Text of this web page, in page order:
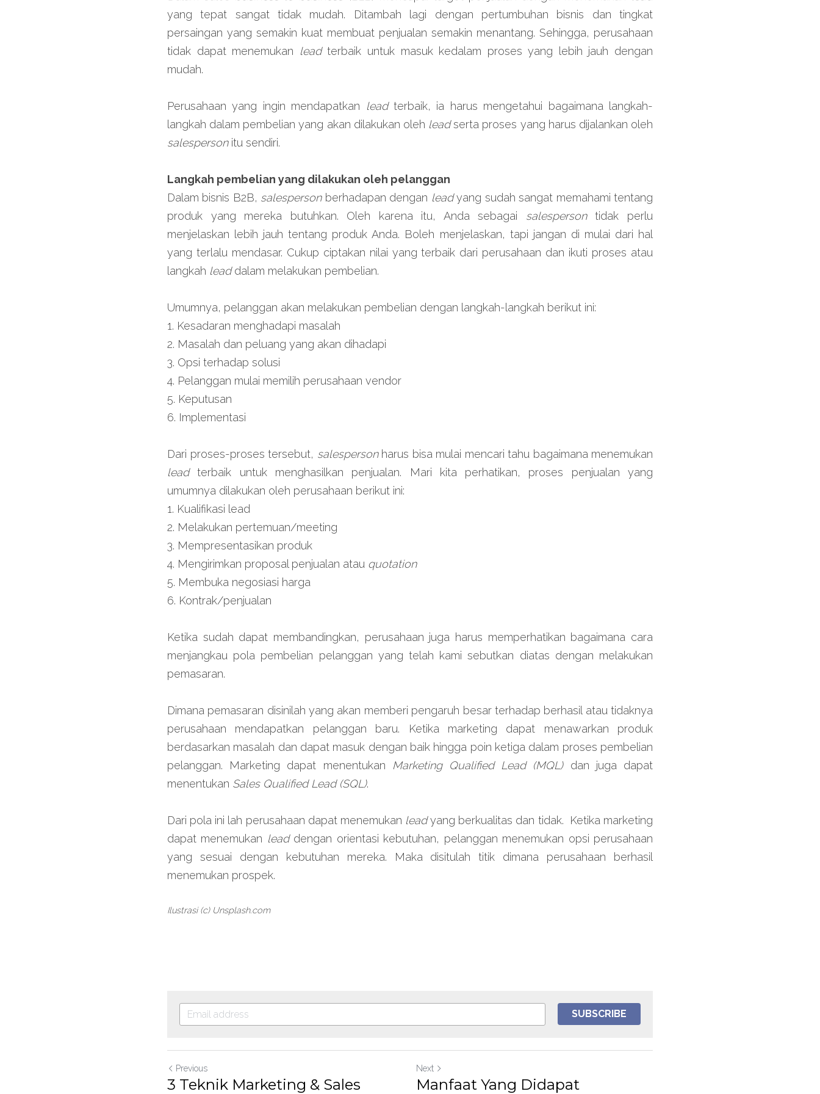
yang tepat sangat tidak mudah. Ditambah lagi dengan pertumbuhan bisnis dan tingkat
persaingan yang semakin kuat membuat penjualan semakin menantang. Sehingga, perusahaan
tidak dapat menemukan
lead terbaik untuk masuk kedalam proses yang lebih jauh dengan
mudah.
Perusahaan yang ingin mendapatkan lead terbaik, ia harus mengetahui bagaimana langkah-
langkah dalam pembelian yang akan dilakukan oleh lead
salesperson itu sendiri.
Langkah pembelian yang dilakukan oleh pelanggan
Dalam bisnis B2B, salesperson berhadapan dengan lead yang sudah sangat memahami tentang
produk yang mereka butuhkan. Oleh karena itu, Anda sebagai salesperson tidak perlu
menjelaskan lebih jauh tentang produk Anda. Boleh menjelaskan, tapi jangan di mulai dari hal
yang terlalu mendasar. Cukup ciptakan nilai yang terbaik dari perusahaan dan ikuti proses atau
langkah lead dalam melakukan pembelian.
Umumnya, pelanggan akan melakukan pembelian dengan langkah-langkah berikut ini:
1. Kesadaran menghadapi masalah
2. Masalah dan peluang yang akan dihadapi
3. Opsi terhadap solusi
4. Pelanggan mulai memilih perusahaan vendor
5. Keputusan
6. Implementasi
Dari proses-proses tersebut, salesperson
lead terbaik untuk menghasilkan penjualan. Mari kita perhatikan, proses penjualan yang
umumnya dilakukan oleh perusahaan berikut ini:
1. Kualifikasi lead
2. Melakukan pertemuan/meeting
3. Mempresentasikan produk
4. Mengirimkan proposal penjualan atau quotation
5. Membuka negosiasi harga
6. Kontrak/penjualan
Ketika sudah dapat membandingkan, perusahaan juga harus memperhatikan bagaimana cara
menjangkau pola pembelian pelanggan yang telah kami sebutkan diatas dengan melakukan
pemasaran.
Dimana pemasaran disinilah yang akan memberi pengaruh besar terhadap berhasil atau tidaknya
perusahaan mendapatkan pelanggan baru. Ketika marketing dapat menawarkan produk
berdasarkan masalah dan dapat masuk dengan baik hingga poin ketiga dalam proses pembelian
pelanggan. Marketing dapat menentukan
Marketing Qualified Lead (MQL) dan juga dapat
menentukan Sales Qualified Lead (SQL).
Dari pola ini lah perusahaan dapat menemukan lead yang berkualitas dan tidak.  Ketika marketing
dapat menemukan lead dengan orientasi kebutuhan, pelanggan menemukan opsi perusahaan
yang sesuai dengan kebutuhan mereka. Maka disitulah titik dimana perusahaan berhasil
menemukan prospek.
Ilustrasi (c) Unsplash.com
SUBSCRIBE
Previous
3 Teknik Marketing & Sales
Next
Manfaat Yang Didapat